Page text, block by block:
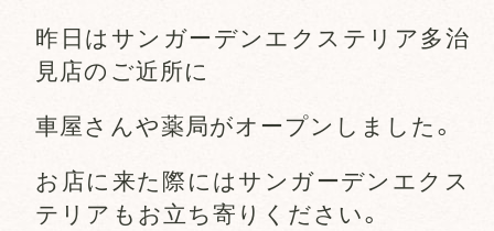
昨日はサンガーデンエクステリア多治
見店のご近所に
車屋さんや薬局がオープンしました。
お店に来た際にはサンガーデンエクス
テリアもお立ち寄りください。